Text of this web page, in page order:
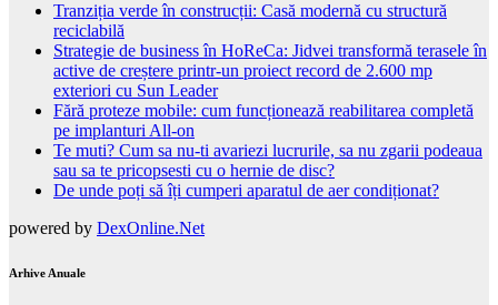
Tranziția verde în construcții: Casă modernă cu structură
reciclabilă
Strategie de business în HoReCa: Jidvei transformă terasele în
active de creștere printr-un proiect record de 2.600 mp
exteriori cu Sun Leader
Fără proteze mobile: cum funcționează reabilitarea completă
pe implanturi All-on
Te muti? Cum sa nu-ti avariezi lucrurile, sa nu zgarii podeaua
sau sa te pricopsesti cu o hernie de disc?
De unde poți să îți cumperi aparatul de aer condiționat?
powered by DexOnline.Net
Arhive Anuale